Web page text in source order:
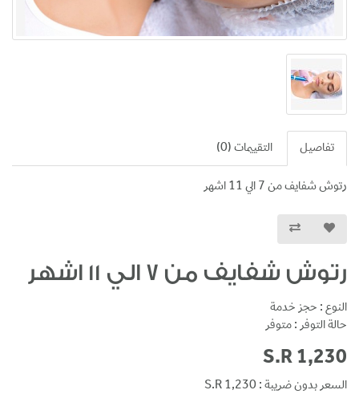
تفاصيل التقييمات (0)
رتوش شفايف من 7 الي 11 اشهر
رتوش شفايف من 7 الي 11 اشهر
النوع : حجز خدمة
حالة التوفر : متوفر
S.R 1,230
السعر بدون ضريبة : S.R 1,230